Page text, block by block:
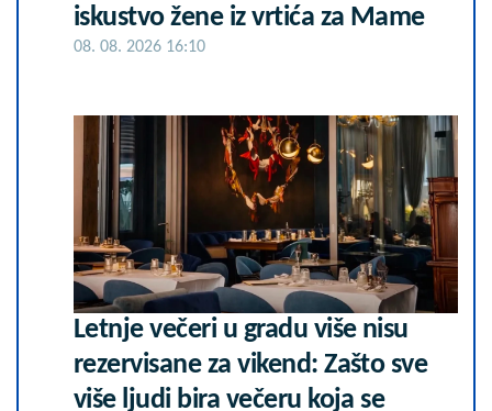
iskustvo žene iz vrtića za Mame
08. 08. 2026 16:10
Letnje večeri u gradu više nisu
rezervisane za vikend: Zašto sve
više ljudi bira večeru koja se